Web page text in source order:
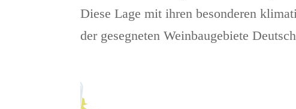
Diese Lage mit ihren besonderen
der gesegneten Weinbaugebiete